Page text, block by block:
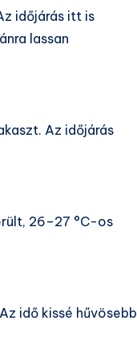
időjárás itt is
lassan
Az időjárás
26–27 °C-os
idő kissé hűvösebb